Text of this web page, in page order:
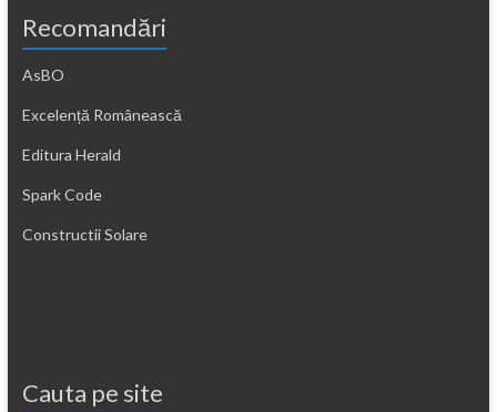
Recomandări
AsBO
Excelență Românească
Editura Herald
Spark Code
Constructii Solare
Cauta pe site